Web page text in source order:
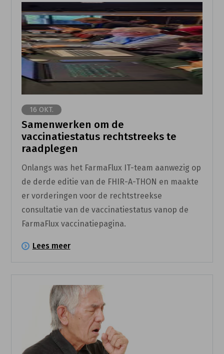
16 OKT.
Samenwerken om de
vaccinatiestatus rechtstreeks te
raadplegen
Onlangs was het FarmaFlux IT-team aanwezig op
de derde editie van de FHIR-A-THON en maakte
er vorderingen voor de rechtstreekse
consultatie van de vaccinatiestatus vanop de
FarmaFlux vaccinatiepagina.
Lees meer